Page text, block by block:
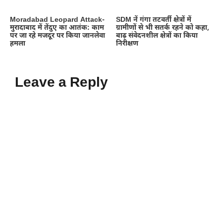
Moradabad Leopard Attack-
मुरादाबाद में तेंदुए का आतंक: काम
पर जा रहे मजदूर पर किया जानलेवा
हमला
SDM नें गंगा तटवर्ती क्षेत्रों में
ग्रामीणों से भी सतर्क रहने को कहा,
बाढ़ संवेदनशील क्षेत्रों का किया
निरीक्षण
Leave a Reply